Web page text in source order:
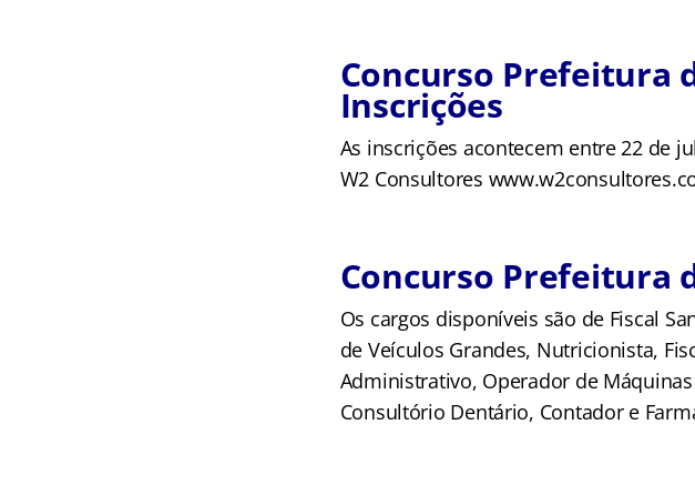
Concurso Prefeitura
Inscrições
As inscrições acontecem entre 22 de
W2 Consultores
Concurso Prefeitura
Os cargos disponíveis são de Fiscal
de Veículos Grandes, Nutricionista,
Administrativo, Operador de
Consultório Dentário, Contador e